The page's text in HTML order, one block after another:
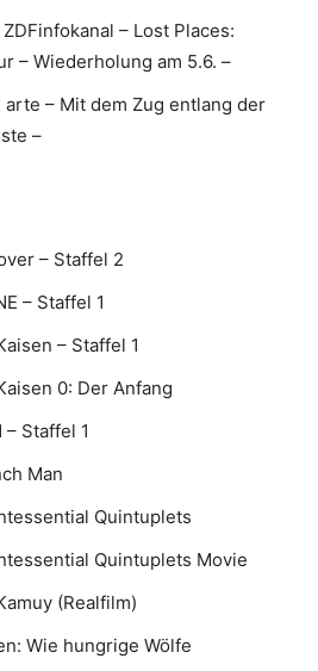
– Lost Places:
– Wiederholung am 5.6. –
arte – Mit dem Zug entlang der
–
– Staffel 2
– Staffel 1
– Staffel 1
0: Der Anfang
– Staffel 1
Man
Quintuplets
Quintuplets Movie
(Realfilm)
Wie hungrige Wölfe